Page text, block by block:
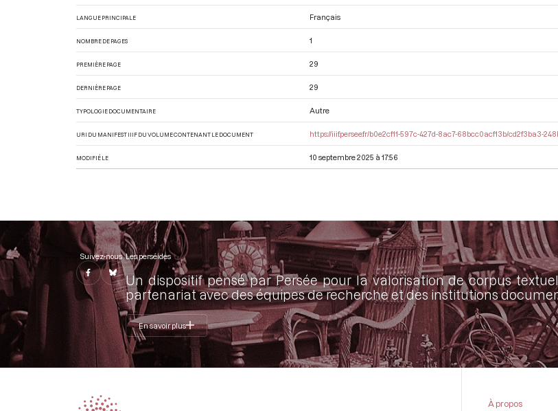
LANGUE PRINCIPALE Français
NOMBRE DE PAGES 1
PREMIÈRE PAGE 29
DERNIÈRE PAGE 29
TYPOLOGIE DOCUMENTAIRE Autre
URI DU MANIFEST IIIF DU VOLUME CONTENANT LE DOCUMENT https://iiif.persee.fr/b0e2cf11-597c-427d-8ac7-68bcc0acf13b/cd2f3ba3-
MODIFIÉ LE 10 septembre 2025 à 17:56
Suivez-nous Les perséides
Un dispositif pensé par Persée pour la valorisation de corpus
partenariat avec des équipes de recherche et des institutions
En savoir plus
À propos